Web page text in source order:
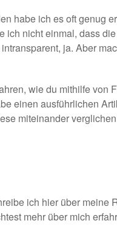
habe ich es oft genug
ich nicht einmal, dass
ja. Aber
wie du mithilfe von
einen ausführlichen
miteinander
ich hier über meine
mehr über mich